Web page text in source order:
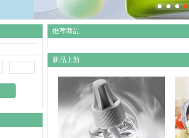
-
推荐商品
新品上新